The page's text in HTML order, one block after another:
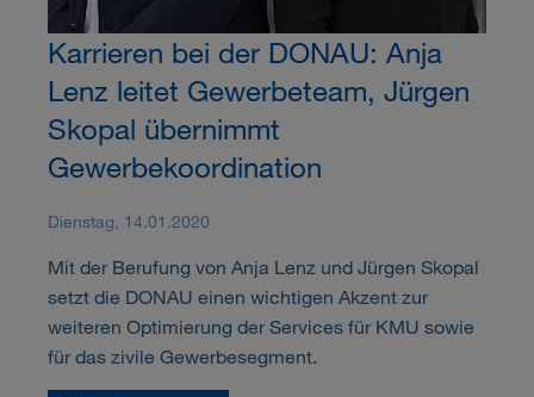
Karrieren bei der DONAU: Anja
Lenz leitet Gewerbeteam, Jürgen
Skopal übernimmt
Gewerbekoordination
Dienstag, 14.01.2020
Mit der Berufung von Anja Lenz und Jürgen Skopal
setzt die DONAU einen wichtigen Akzent zur
weiteren Optimierung der Services für KMU sowie
für das zivile Gewerbesegment.